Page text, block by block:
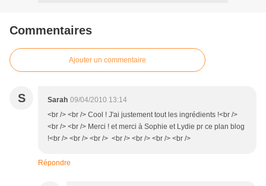
Commentaires
Ajouter un commentaire
S Sarah 09/04/2010 13:14
<br /> <br /> Cool ! J'ai justement tout les ingrédients !<br />
<br /> <br /> Merci ! et merci à Sophie et Lydie pr ce plan blog
!<br /> <br /> <br /> <br /> <br /> <br /> <br />
Répondre